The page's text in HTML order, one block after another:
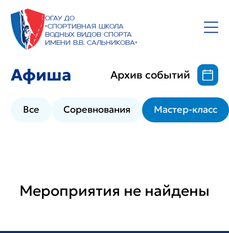
ОГАУ ДО
«Спортивная школа
водных видов спорта
имени В.В. Сальникова»
Афиша Архив событий
Все Соревнования Мастер-класс
Мероприятия не найдены